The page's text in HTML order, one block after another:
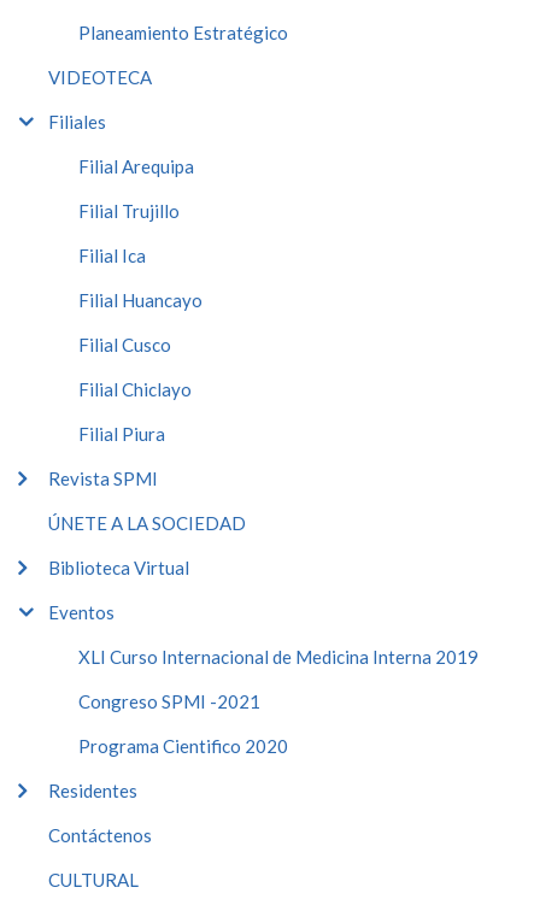
Planeamiento Estratégico
VIDEOTECA
Filiales
Filial Arequipa
Filial Trujillo
Filial Ica
Filial Huancayo
Filial Cusco
Filial Chiclayo
Filial Piura
Revista SPMI
ÚNETE A LA SOCIEDAD
Biblioteca Virtual
Eventos
XLI Curso Internacional de Medicina Interna 2019
Congreso SPMI -2021
Programa Cientifico 2020
Residentes
Contáctenos
CULTURAL